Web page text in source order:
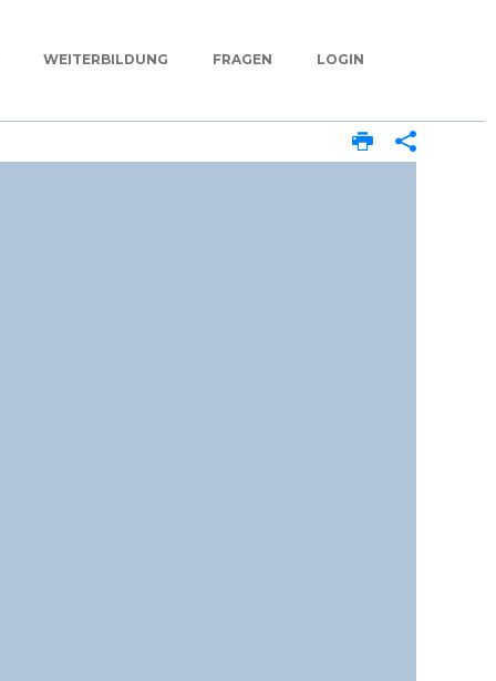
WEITERBILDUNG FRAGEN LOGIN